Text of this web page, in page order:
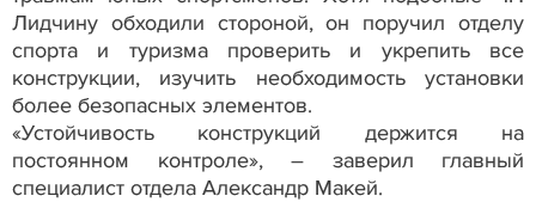
Лидчину обходили стороной, он поручил отделу
спорта и туризма проверить и укрепить все
конструкции, изучить необходимость установки
более безопасных элементов.
«Устойчивость конструкций держится на
постоянном контроле», – заверил главный
специалист отдела Александр Макей.